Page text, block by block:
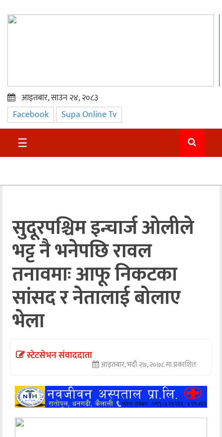
प्रमुख
समाचार
सुदुर
अन्तराष्ट्रिय
अन्तर्वार्ता
अर्थ
खेलकुद
मनोरञ्जन
अन्य
आइतबार, साउन २४, २०८३
Facebook Supa Online Tv
☰
सुदूरपश्चिम इन्चार्ज ओलीले
भट्ट नै भनेपछि रावल
तनावमाः आफू निकटका
सांसद र नेतालाई बोलाए
भेला
स्टेटसेभन संवाददाता
आइतबार, भदौ २७, २०७८ मा प्रकाशित